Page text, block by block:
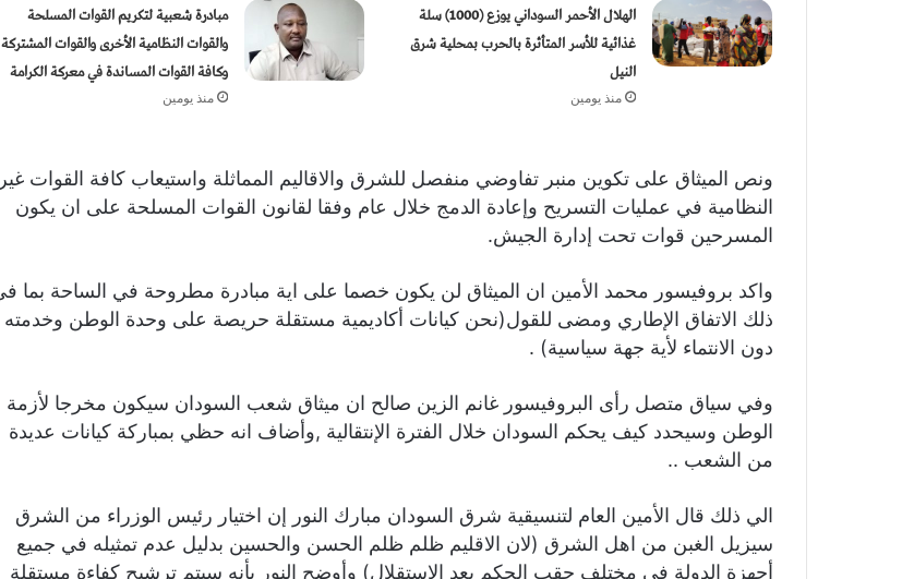
الهلال الأحمر السوداني يوزع (1000) سلة
غذائية للأسر المتأثرة بالحرب بمحلية شرق
النيل
منذ يومين
مبادرة شعبية لتكريم القوات المسلحة
والقوات النظامية الأخرى والقوات المشتركة
وكافة القوات المساندة في معركة الكرامة
منذ يومين
ونص الميثاق على تكوين منبر تفاوضي منفصل للشرق والاقاليم المماثلة واستيعاب كافة القوات غير
النظامية في عمليات التسريح وإعادة الدمج خلال عام وفقا لقانون القوات المسلحة على ان يكون
المسرحين قوات تحت إدارة الجيش.
واكد بروفيسور محمد الأمين ان الميثاق لن يكون خصما على اية مبادرة مطروحة في الساحة بما
ذلك الاتفاق الإطاري ومضى للقول(نحن كيانات أكاديمية مستقلة حريصة على وحدة الوطن وخدمته
دون الانتماء لأية جهة سياسية) .
وفي سياق متصل رأى البروفيسور غانم الزين صالح ان ميثاق شعب السودان سيكون مخرجا لأزمة
الوطن وسيحدد كيف يحكم السودان خلال الفترة الإنتقالية ,وأضاف انه حظي بمباركة كيانات عديدة
من الشعب ..
الي ذلك قال الأمين العام لتنسيقية شرق السودان مبارك النور إن اختيار رئيس الوزراء من الشرق
سيزيل الغبن من اهل الشرق (لان الاقليم ظلم ظلم الحسن والحسين بدليل عدم تمثيله في جميع
أجهزة الدولة في مختلف حقب الحكم بعد الاستقلال) وأوضح النور بأنه سيتم ترشيح كفاءة مستقلة